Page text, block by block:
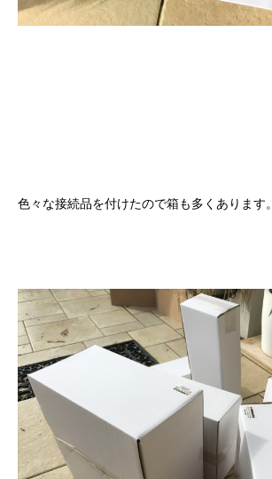
色々な接続品を付けたので箱も多くあります。